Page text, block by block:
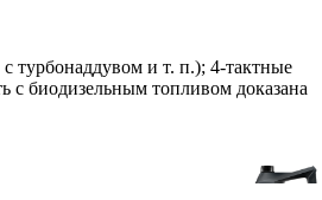
турбонаддувом и т. п.); 4-тактные
с биодизельным топливом доказана